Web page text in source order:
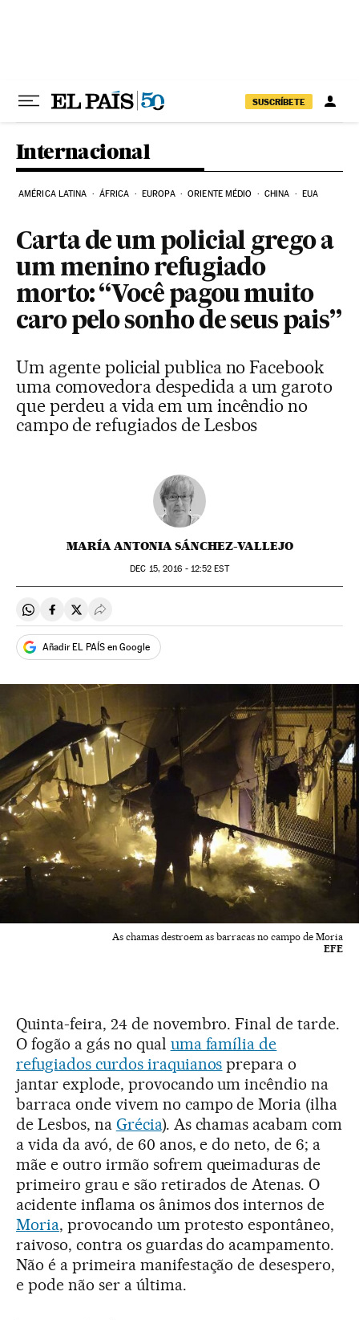
SUSCRÍBETE
Internacional
AMÉRICA LATINA ÁFRICA EUROPA ORIENTE MÉDIO CHINA EUA
Carta de um policial grego a
um menino refugiado
morto: “Você pagou muito
caro pelo sonho de seus pais”
Um agente policial publica no Facebook
uma comovedora despedida a um garoto
que perdeu a vida em um incêndio no
campo de refugiados de Lesbos
MARÍA ANTONIA SÁNCHEZ-VALLEJO
DEC 15, 2016 - 12:52 EST
Compartir en Whatsapp
Compartir en Facebook
Compartir en Twitter
Desplegar Redes Sociales
Añadir EL PAÍS en Google
As chamas destroem as barracas no campo de Moria
EFE
Quinta-feira, 24 de novembro. Final de tarde.
O fogão a gás no qual uma família de
refugiados curdos iraquianos prepara o
jantar explode, provocando um incêndio na
barraca onde vivem no campo de Moria (ilha
de Lesbos, na Grécia). As chamas acabam com
a vida da avó, de 60 anos, e do neto, de 6; a
mãe e outro irmão sofrem queimaduras de
primeiro grau e são retirados de Atenas. O
acidente inflama os ânimos dos internos de
Moria, provocando um protesto espontâneo,
raivoso, contra os guardas do acampamento.
Não é a primeira manifestação de desespero,
e pode não ser a última.